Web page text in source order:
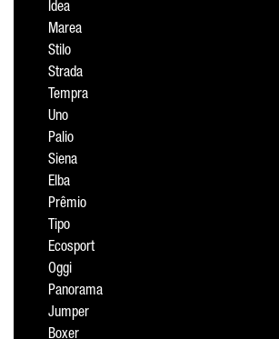
Idea
Marea
Stilo
Strada
Tempra
Uno
Palio
Siena
Elba
Prêmio
Tipo
Ecosport
Oggi
Panorama
Jumper
Boxer